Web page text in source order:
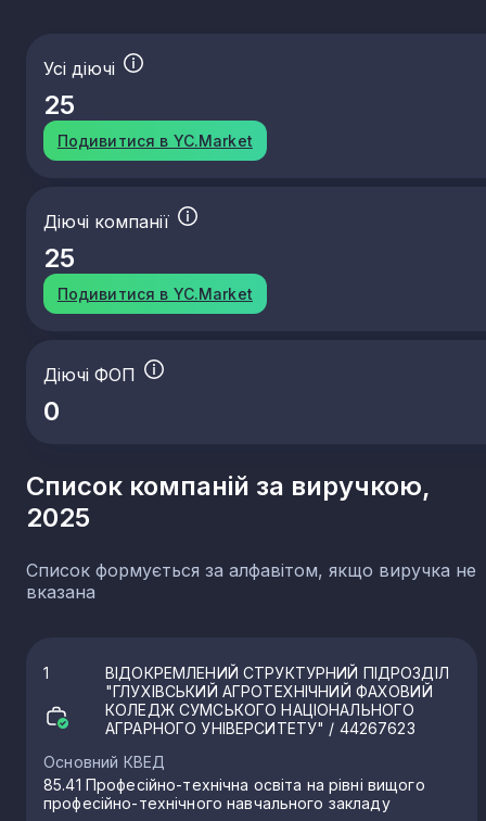
Усі діючі
25
Подивитися в YC.Market
Діючі компанії
25
Подивитися в YC.Market
Діючі ФОП
0
Список компаній за виручкою,
2025
Список формується за алфавітом, якщо виручка не
вказана
1
ВІДОКРЕМЛЕНИЙ СТРУКТУРНИЙ ПІДРОЗДІЛ
"ГЛУХІВСЬКИЙ АГРОТЕХНІЧНИЙ ФАХОВИЙ
КОЛЕДЖ СУМСЬКОГО НАЦІОНАЛЬНОГО
АГРАРНОГО УНІВЕРСИТЕТУ" / 44267623
Основний КВЕД
85.41 Професійно-технічна освіта на рівні вищого
професійно-технічного навчального закладу